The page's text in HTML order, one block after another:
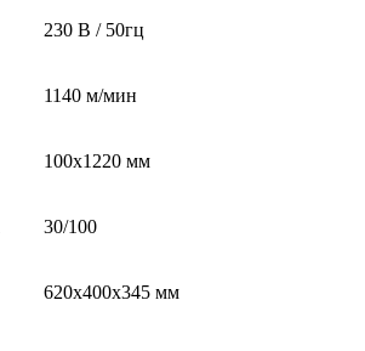
230 В / 50гц
1140 м/мин
100х1220 мм
30/100
620х400х345 мм